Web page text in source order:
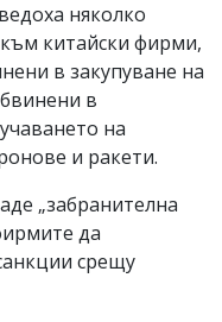
няколко
китайски фирми,
в закупуване на
в
на
и ракети.
„забранителна
да
срещу